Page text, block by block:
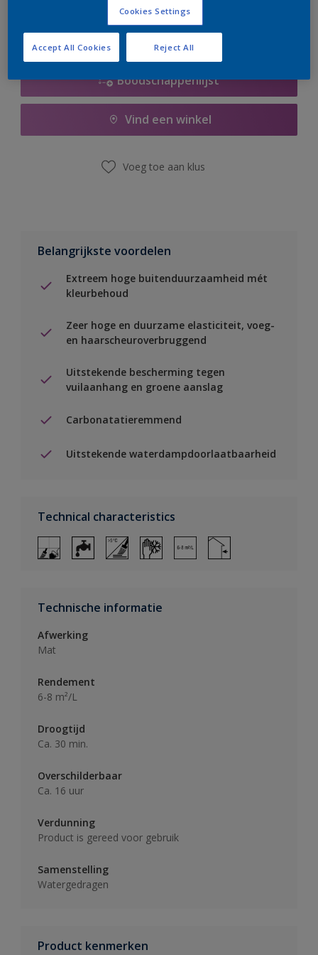
Boodschappenlijst
Vind een winkel
Voeg toe aan klus
Belangrijkste voordelen
Extreem hoge buitenduurzaamheid mét
kleurbehoud
Zeer hoge en duurzame elasticiteit, voeg-
en haarscheuroverbruggend
Uitstekende bescherming tegen
vuilaanhang en groene aanslag
Carbonatatieremmend
Uitstekende waterdampdoorlaatbaarheid
Technical characteristics
Technische informatie
Afwerking
Mat
Rendement
6-8 m²/L
Droogtijd
Ca. 30 min.
Overschilderbaar
Ca. 16 uur
Verdunning
Product is gereed voor gebruik
Samenstelling
Watergedragen
Product kenmerken
Cookies Settings
Reject All
Accept All Cookies